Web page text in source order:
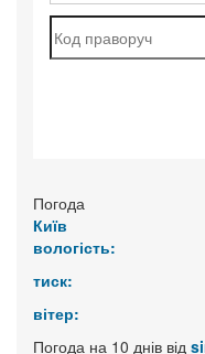
Погода
Київ
вологість:
тиск:
вітер:
Погода на 10 днів від